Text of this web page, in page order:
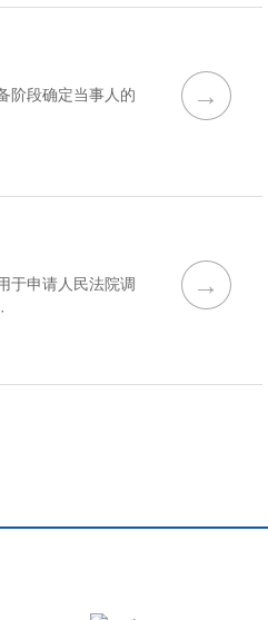
→
阶段确定当事人的
→
于申请人民法院调